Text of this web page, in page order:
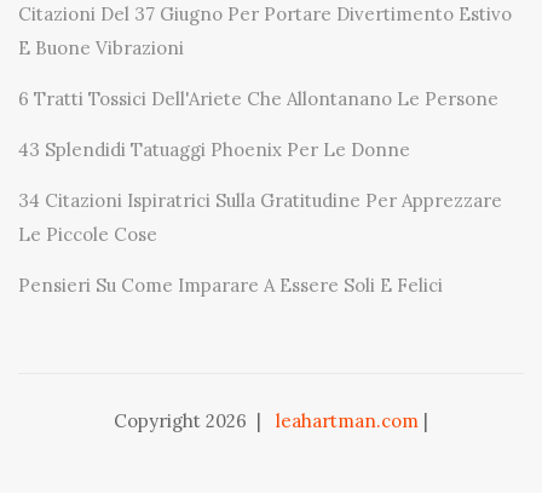
Citazioni Del 37 Giugno Per Portare Divertimento Estivo
E Buone Vibrazioni
6 Tratti Tossici Dell'Ariete Che Allontanano Le Persone
43 Splendidi Tatuaggi Phoenix Per Le Donne
34 Citazioni Ispiratrici Sulla Gratitudine Per Apprezzare
Le Piccole Cose
Pensieri Su Come Imparare A Essere Soli E Felici
Copyright 2026 | leahartman.com |